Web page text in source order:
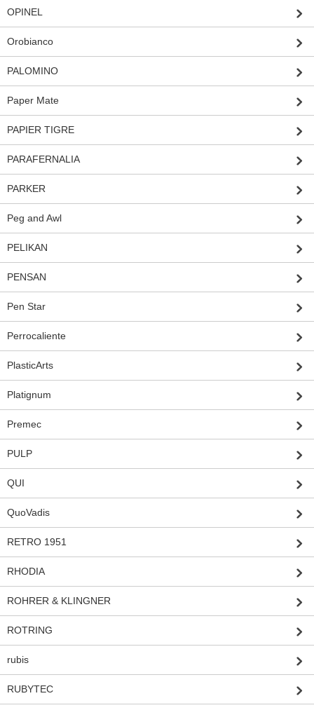
OPINEL
Orobianco
PALOMINO
Paper Mate
PAPIER TIGRE
PARAFERNALIA
PARKER
Peg and Awl
PELIKAN
PENSAN
Pen Star
Perrocaliente
PlasticArts
Platignum
Premec
PULP
QUI
QuoVadis
RETRO 1951
RHODIA
ROHRER & KLINGNER
ROTRING
rubis
RUBYTEC